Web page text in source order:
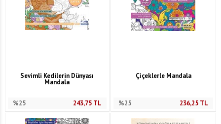
Sevimli Kedilerin Dünyası
Mandala
%25 243,75TL
Çiçeklerle Mandala
%25 236,25 TL